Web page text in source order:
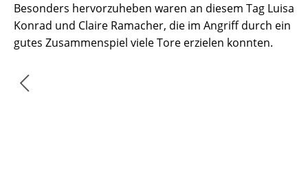
Besonders hervorzuheben waren an diesem Tag Luisa
Konrad und Claire Ramacher, die im Angriff durch ein
gutes Zusammenspiel viele Tore erzielen konnten.